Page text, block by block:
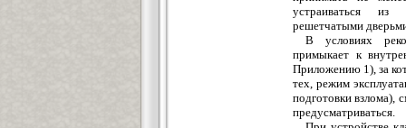
устраиваться из
решетчатыми
В условиях рек
примыкает к
Приложению 1), за
тех, режим экспл
подготовкивзлома), с
предусматриваться.